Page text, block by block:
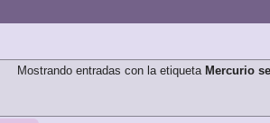
Mostrando entradas con la etiqueta Mercurio